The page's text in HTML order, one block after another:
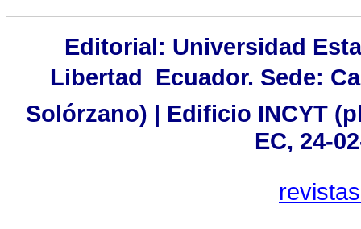
Editorial: Universidad
Libertad  Ecuador. Sede:
Solórzano) | Edificio INCYT
EC, 24-